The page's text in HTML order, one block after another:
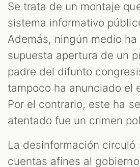
Se trata de un montaje
sistema informativo
Además, ningún medio
supuesta apertura de un
padre del difunto
tampoco ha anunciado el
Por el contrario, este ha
atentado fue un crimen
La desinformación circuló
cuentas afines al